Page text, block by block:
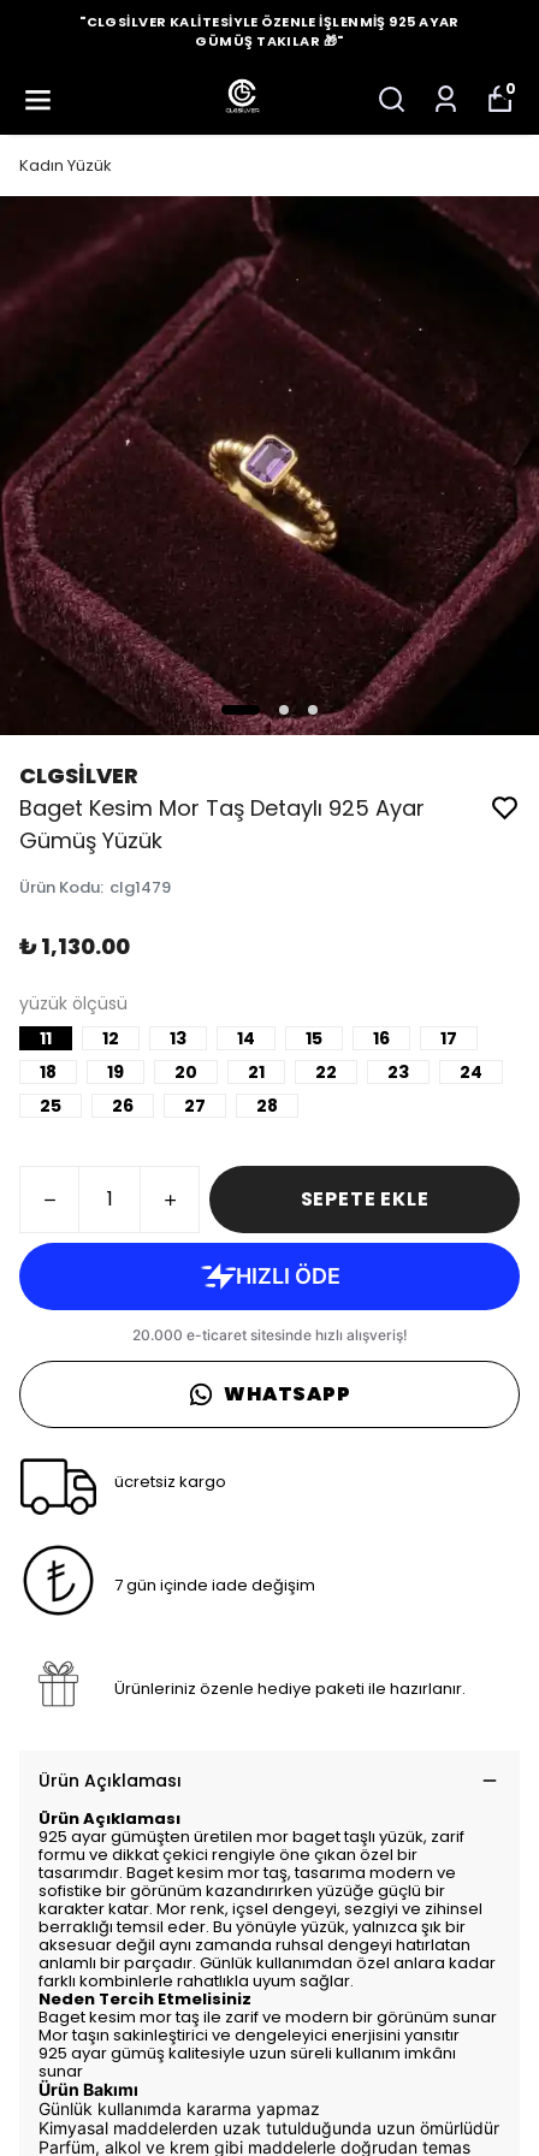
"CLGSILVER KALITESIYLE ÖZENLE İŞLENMIŞ 925 AYAR
GÜMÜŞ TAKILAR 🎁"
0
Kadın Yüzük
CLGSİLVER
Baget Kesim Mor Taş Detaylı 925 Ayar
Gümüş Yüzük
Ürün Kodu: clg1479
₺ 1,130.00
yüzük ölçüsü
11
12 13 14 15 16
17
18
19 20 21 22 23
24
25
26 27 28
SEPETE EKLE
WHATSAPP
ücretsiz kargo
7 gün içinde iade değişim
Ürünleriniz özenle hediye paketi ile hazırlanır.
Ürün Açıklaması
Ürün Açıklaması
925 ayar gümüşten üretilen mor baget taşlı yüzük, zarif
formu ve dikkat çekici rengiyle öne çıkan özel bir
tasarımdır. Baget kesim mor taş, tasarıma modern ve
sofistike bir görünüm kazandırırken yüzüğe güçlü bir
karakter katar. Mor renk, içsel dengeyi, sezgiyi ve zihinsel
berraklığı temsil eder. Bu yönüyle yüzük, yalnızca şık bir
aksesuar değil aynı zamanda ruhsal dengeyi hatırlatan
anlamlı bir parçadır. Günlük kullanımdan özel anlara kadar
farklı kombinlerle rahatlıkla uyum sağlar.
Neden Tercih Etmelisiniz
Baget kesim mor taş ile zarif ve modern bir görünüm sunar
Mor taşın sakinleştirici ve dengeleyici enerjisini yansıtır
925 ayar gümüş kalitesiyle uzun süreli kullanım imkânı
sunar
Ürün Bakımı
Günlük kullanımda kararma yapmaz
Kimyasal maddelerden uzak tutulduğunda uzun ömürlüdür
Parfüm, alkol ve krem gibi maddelerle doğrudan temas